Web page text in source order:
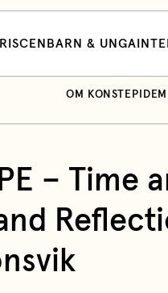
SCEN BARN & UNGA
OM
– Time